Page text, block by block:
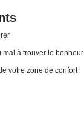
mal à trouver le bonheur
votre zone de confort